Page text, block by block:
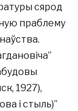
сярод
праблему
1927),
і стыль)”